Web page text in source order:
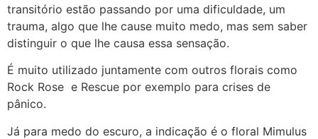
transitório estão passando por uma dificuldade, um
trauma, algo que lhe cause muito medo, mas sem saber
distinguir o que lhe causa essa sensação.
É muito utilizado juntamente com outros florais como
Rock Rose e Rescue por exemplo para crises de
pânico.
Já para medo do escuro, a indicação é o floral Mimulus